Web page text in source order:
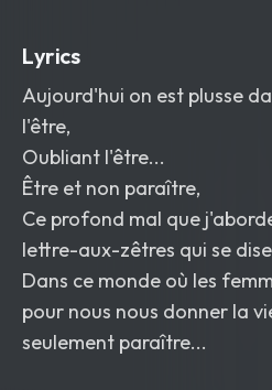
Lyrics
Aujourd'hui on est plusse
l'être,
Oubliant l'être...
Être et non paraître,
Ce profond mal que
lettre-aux-zêtres qui se
Dans ce monde où les
pour nous nous donner la
seulement paraître...